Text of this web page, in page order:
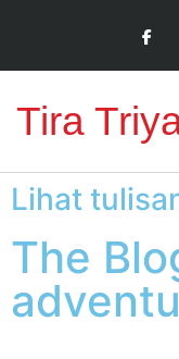
Tira
Lihat
The